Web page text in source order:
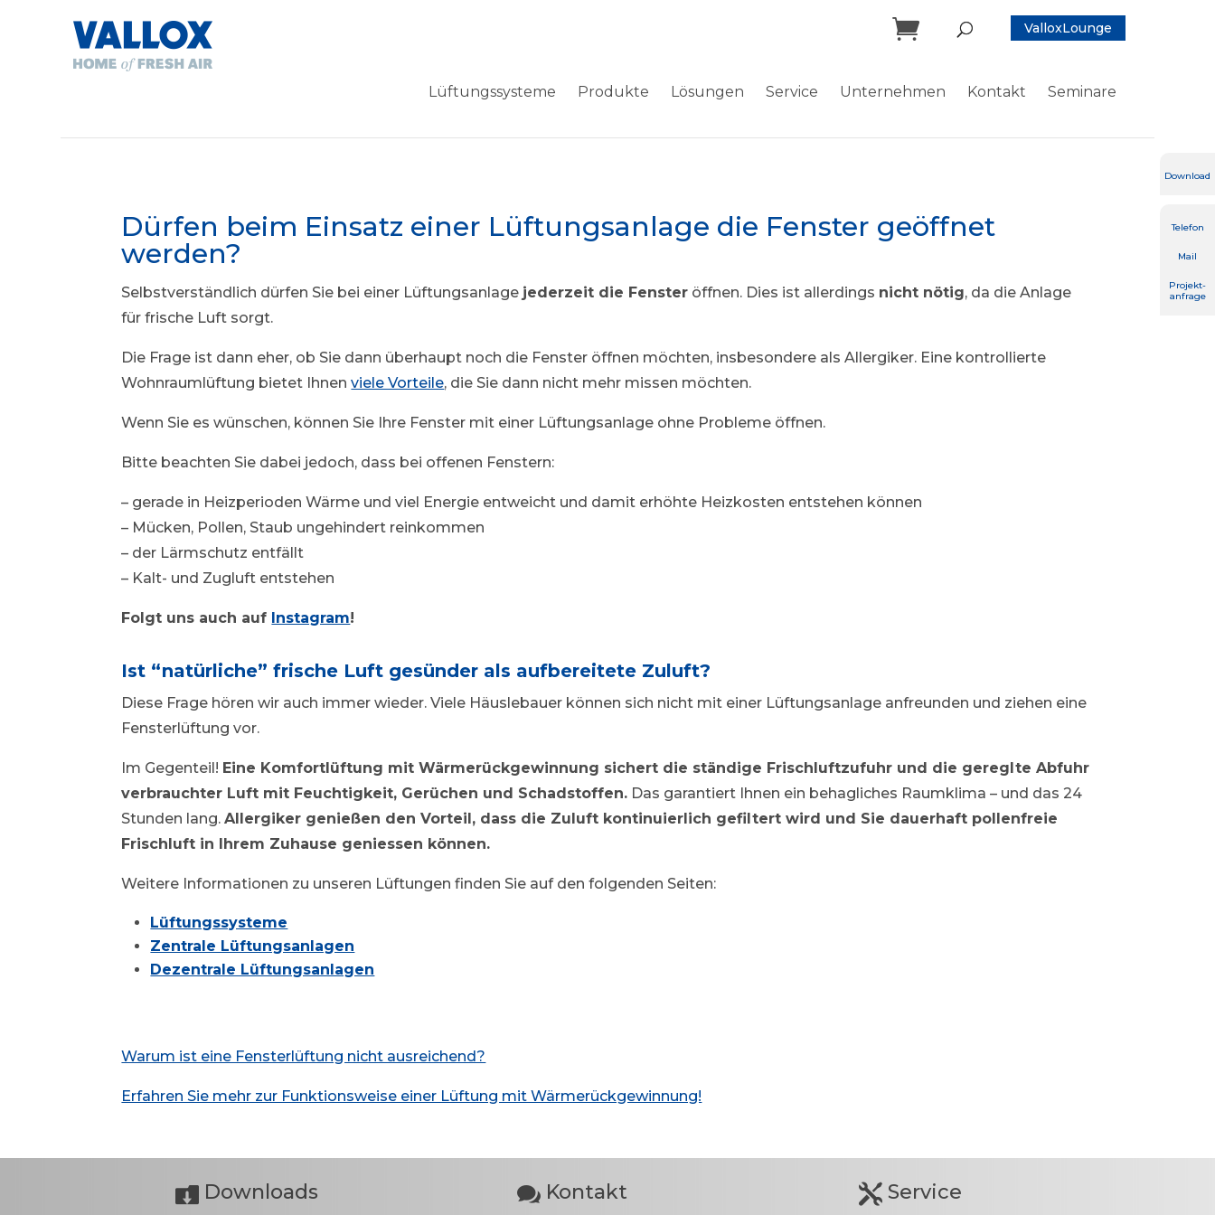
Lüftungssysteme Produkte Lösungen Service Unternehmen Kontakt Seminare
Dürfen beim Einsatz einer Lüftungsanlage die Fenster geöffnet
werden?
Selbstverständlich dürfen Sie bei einer Lüftungsanlage jederzeit die Fenster öffnen. Dies ist allerdings nicht nötig, da die Anlage
für frische Luft sorgt.
Die Frage ist dann eher, ob Sie dann überhaupt noch die Fenster öffnen möchten, insbesondere als Allergiker. Eine kontrollierte
Wohnraumlüftung bietet Ihnen viele Vorteile, die Sie dann nicht mehr missen möchten.
Wenn Sie es wünschen, können Sie Ihre Fenster mit einer Lüftungsanlage ohne Probleme öffnen.
Bitte beachten Sie dabei jedoch, dass bei offenen Fenstern:
– gerade in Heizperioden Wärme und viel Energie entweicht und damit erhöhte Heizkosten entstehen können
– Mücken, Pollen, Staub ungehindert reinkommen
– der Lärmschutz entfällt
– Kalt- und Zugluft entstehen
Folgt uns auch auf Instagram!
Ist “natürliche” frische Luft gesünder als aufbereitete Zuluft?
Diese Frage hören wir auch immer wieder. Viele Häuslebauer können sich nicht mit einer Lüftungsanlage anfreunden und ziehen eine
Fensterlüftung vor.
Im Gegenteil! Eine Komfortlüftung mit Wärmerückgewinnung sichert die ständige Frischluftzufuhr und die gereglte Abfuhr
verbrauchter Luft mit Feuchtigkeit, Gerüchen und Schadstoffen. Das garantiert Ihnen ein behagliches Raumklima – und das 24
Stunden lang. Allergiker genießen den Vorteil, dass die Zuluft kontinuierlich gefiltert wird und Sie dauerhaft pollenfreie
Frischluft in Ihrem Zuhause geniessen können.
Weitere Informationen zu unseren Lüftungen finden Sie auf den folgenden Seiten:
Lüftungssysteme
Zentrale Lüftungsanlagen
Dezentrale Lüftungsanlagen
Warum ist eine Fensterlüftung nicht ausreichend?
Erfahren Sie mehr zur Funktionsweise einer Lüftung mit Wärmerückgewinnung!
Downloads Kontakt  Service
ValloxLounge

Download
Telefon
Mail
Projekt-
anfrage